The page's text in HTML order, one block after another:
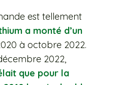
est tellement
a monté d’un
à octobre 2022.
2022,
que pour la